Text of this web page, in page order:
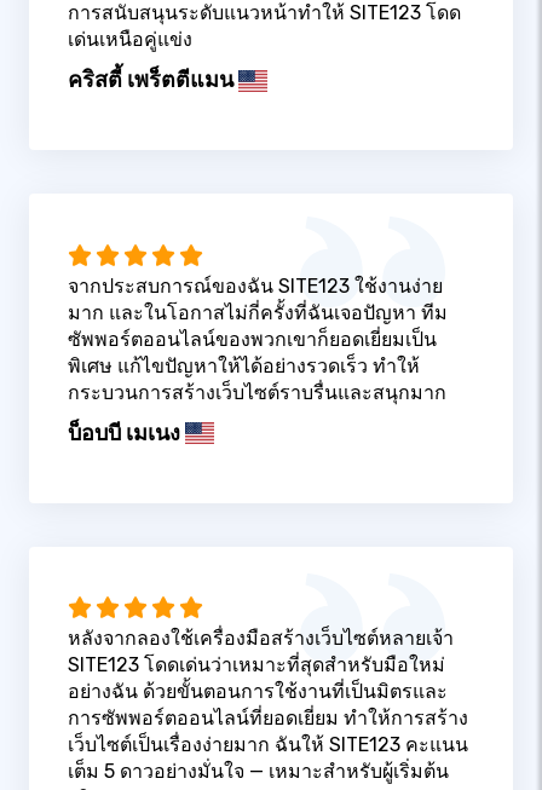
การสนับสนุนระดับแนวหน้าทำให้ SITE123 โดด
เด่นเหนือคู่แข่ง
คริสตี้ เพร็ตตีแมน
จากประสบการณ์ของฉัน SITE123 ใช้งานง่าย
มาก และในโอกาสไม่กี่ครั้งที่ฉันเจอปัญหา ทีม
ซัพพอร์ตออนไลน์ของพวกเขาก็ยอดเยี่ยมเป็น
พิเศษ แก้ไขปัญหาให้ได้อย่างรวดเร็ว ทำให้
กระบวนการสร้างเว็บไซต์ราบรื่นและสนุกมาก
บ็อบบี เมเนง
หลังจากลองใช้เครื่องมือสร้างเว็บไซต์หลายเจ้า
SITE123 โดดเด่นว่าเหมาะที่สุดสำหรับมือใหม่
อย่างฉัน ด้วยขั้นตอนการใช้งานที่เป็นมิตรและ
การซัพพอร์ตออนไลน์ที่ยอดเยี่ยม ทำให้การสร้าง
เว็บไซต์เป็นเรื่องง่ายมาก ฉันให้ SITE123 คะแนน
เต็ม 5 ดาวอย่างมั่นใจ — เหมาะสำหรับผู้เริ่มต้น